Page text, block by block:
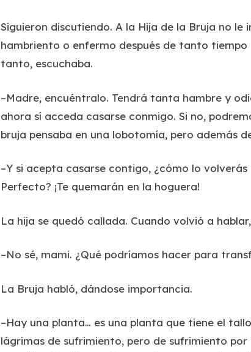
Siguieron discutiendo. A la Hija de la Bruja no
hambriento o enfermo después de tanto
tanto, escuchaba.
–Madre, encuéntralo. Tendrá tanta hambre y
ahora sí acceda casarse conmigo. Si no,
bruja pensaba en una lobotomía, pero además
–Y si acepta casarse contigo, ¿cómo lo
Perfecto? ¡Te quemarán en la hoguera!
La hija se quedó callada. Cuando volvió a
–No sé, mami. ¿Qué podríamos hacer para
La Bruja habló, dándose importancia.
–Hay una planta… es una planta que tiene el
lágrimas de sufrimiento, pero de sufrimiento